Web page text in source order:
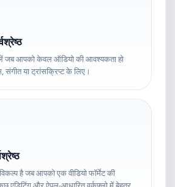
जब आपको केवल ऑडियो की आवश्यकता हो
संगीत या ट्रांसक्रिप्ट के लिए।
है जब आपको एक वीडियो फॉर्मेट की